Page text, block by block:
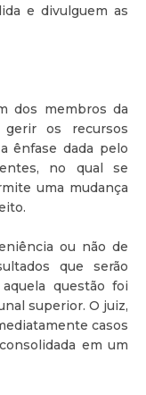
e divulguem as
dos membros da
os recursos
ênfase dada pelo
no qual se
uma mudança
ou não de
que serão
questão foi
superior. O juiz,
casos
em um